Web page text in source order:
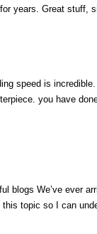
years. Great stuff,
speed is
you have
blogs We’ve ever
topic so I can